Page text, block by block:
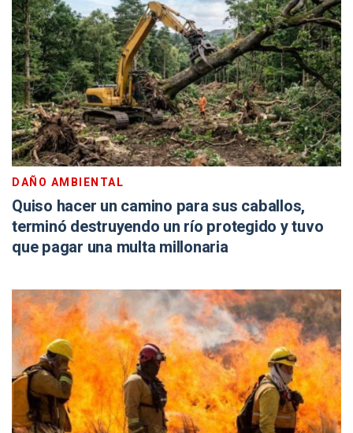
DAÑO AMBIENTAL
Quiso hacer un camino para sus caballos,
terminó destruyendo un río protegido y tuvo
que pagar una multa millonaria